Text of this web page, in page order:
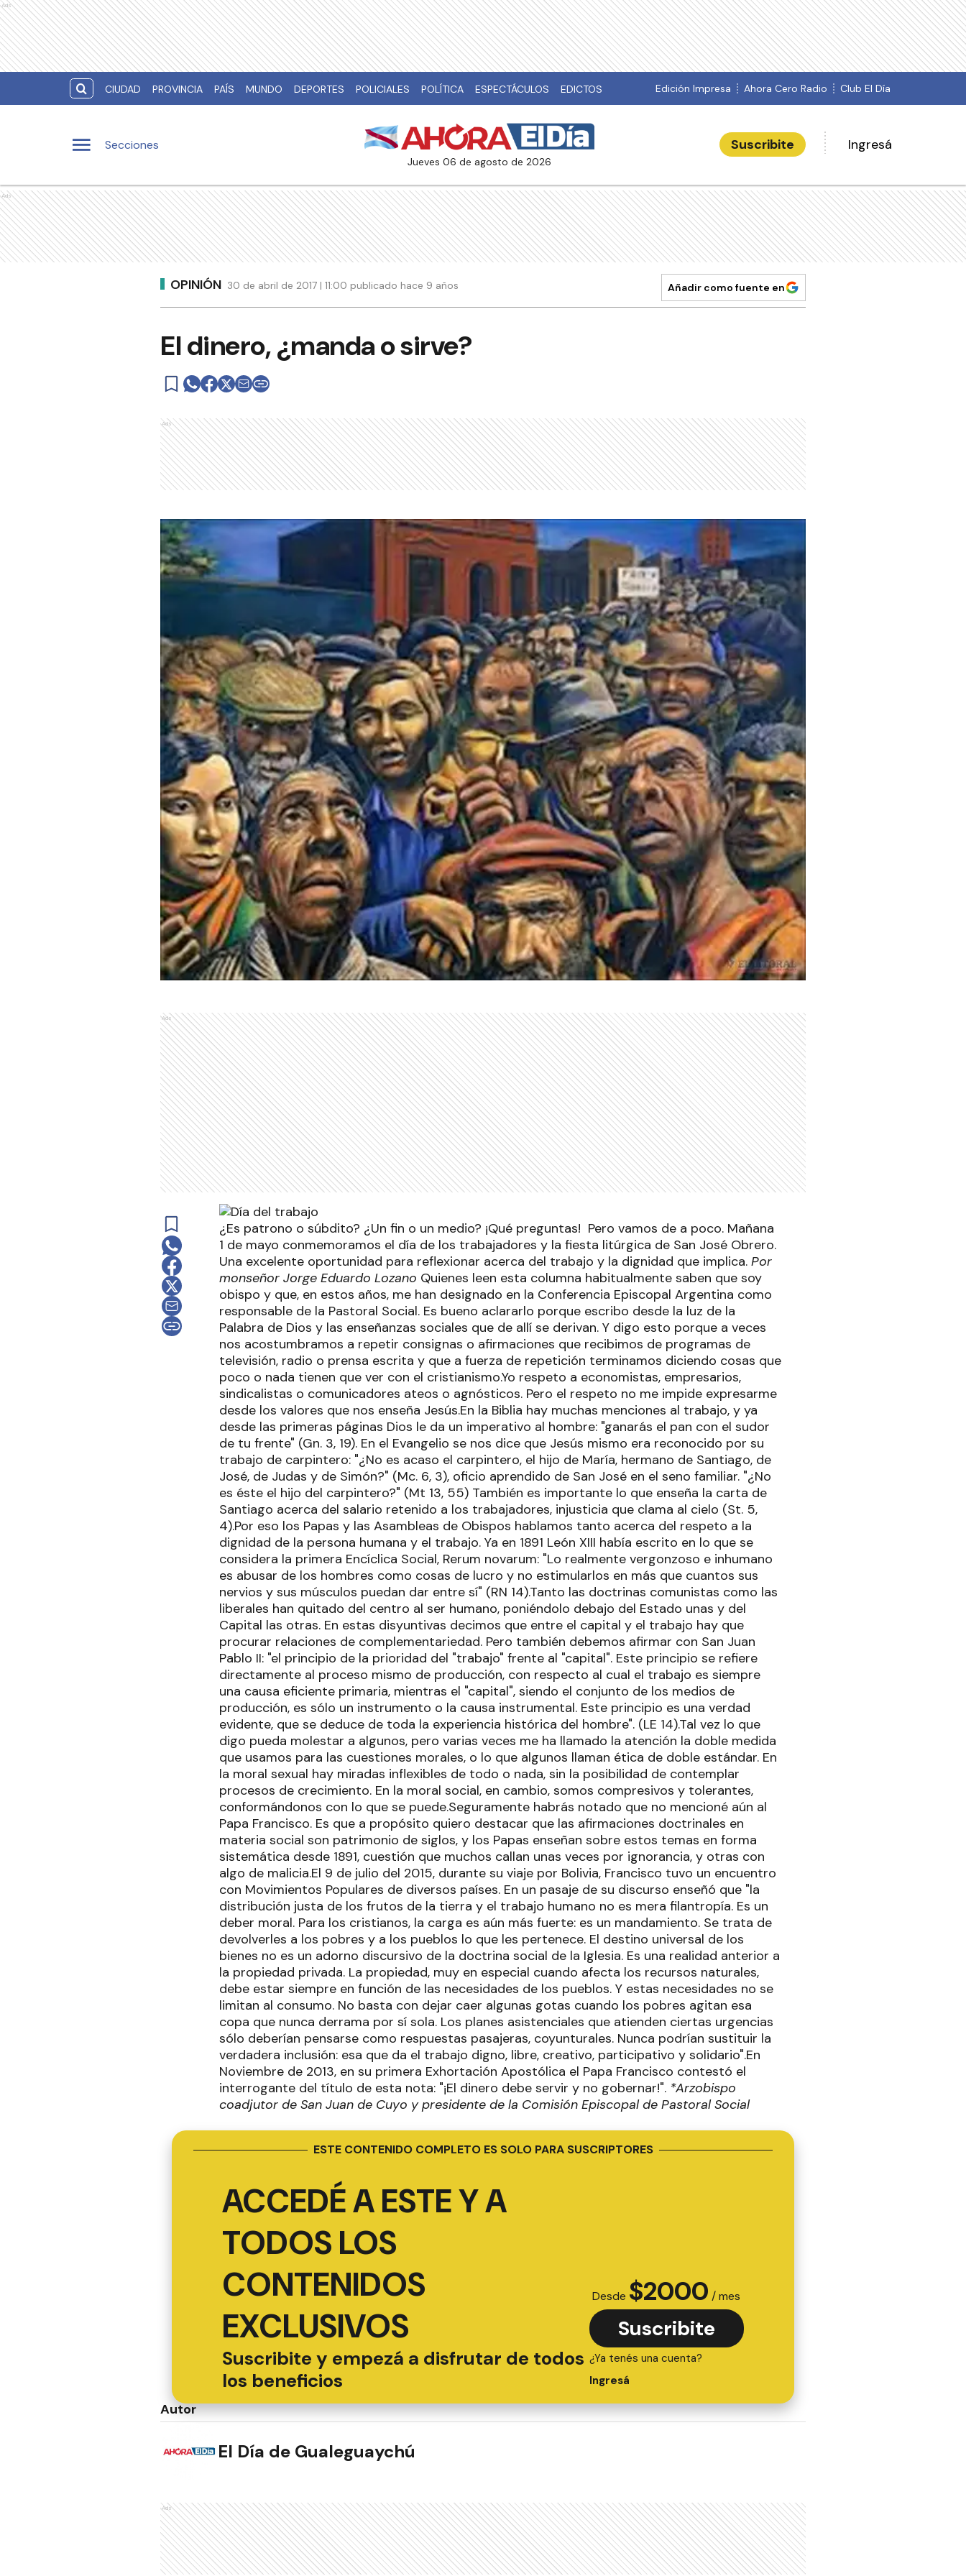
Ads
CIUDAD PROVINCIA PAÍS MUNDO DEPORTES POLICIALES POLÍTICA ESPECTÁCULOS EDICTOS Edición Impresa Ahora Cero Radio Club El Día
Secciones
jueves 06 de agosto de 2026
Suscribite Ingresá
Ads
OPINIÓN 30 de abril de 2017 | 11:00 publicado hace 9 años Añadir como fuente en
El dinero, ¿manda o sirve?
Ads
Ads
¿Es patrono o súbdito? ¿Un fin o un medio? ¡Qué preguntas! Pero vamos de a poco. Mañana
1 de mayo conmemoramos el día de los trabajadores y la fiesta litúrgica de San José Obrero.
Una excelente oportunidad para reflexionar acerca del trabajo y la dignidad que implica. Por
monseñor Jorge Eduardo Lozano Quienes leen esta columna habitualmente saben que soy
obispo y que, en estos años, me han designado en la Conferencia Episcopal Argentina como
responsable de la Pastoral Social. Es bueno aclararlo porque escribo desde la luz de la
Palabra de Dios y las enseñanzas sociales que de allí se derivan. Y digo esto porque a veces
nos acostumbramos a repetir consignas o afirmaciones que recibimos de programas de
televisión, radio o prensa escrita y que a fuerza de repetición terminamos diciendo cosas que
poco o nada tienen que ver con el cristianismo.Yo respeto a economistas, empresarios,
sindicalistas o comunicadores ateos o agnósticos. Pero el respeto no me impide expresarme
desde los valores que nos enseña Jesús.En la Biblia hay muchas menciones al trabajo, y ya
desde las primeras páginas Dios le da un imperativo al hombre: "ganarás el pan con el sudor
de tu frente" (Gn. 3, 19). En el Evangelio se nos dice que Jesús mismo era reconocido por su
trabajo de carpintero: "¿No es acaso el carpintero, el hijo de María, hermano de Santiago, de
José, de Judas y de Simón?" (Mc. 6, 3), oficio aprendido de San José en el seno familiar. "¿No
es éste el hijo del carpintero?" (Mt 13, 55) También es importante lo que enseña la carta de
Santiago acerca del salario retenido a los trabajadores, injusticia que clama al cielo (St. 5,
4).Por eso los Papas y las Asambleas de Obispos hablamos tanto acerca del respeto a la
dignidad de la persona humana y el trabajo. Ya en 1891 León XIII había escrito en lo que se
considera la primera Encíclica Social, Rerum novarum: "Lo realmente vergonzoso e inhumano
es abusar de los hombres como cosas de lucro y no estimularlos en más que cuantos sus
nervios y sus músculos puedan dar entre sí" (RN 14).Tanto las doctrinas comunistas como las
liberales han quitado del centro al ser humano, poniéndolo debajo del Estado unas y del
Capital las otras. En estas disyuntivas decimos que entre el capital y el trabajo hay que
procurar relaciones de complementariedad. Pero también debemos afirmar con San Juan
Pablo II: "el principio de la prioridad del "trabajo" frente al "capital". Este principio se refiere
directamente al proceso mismo de producción, con respecto al cual el trabajo es siempre
una causa eficiente primaria, mientras el "capital", siendo el conjunto de los medios de
producción, es sólo un instrumento o la causa instrumental. Este principio es una verdad
evidente, que se deduce de toda la experiencia histórica del hombre". (LE 14).Tal vez lo que
digo pueda molestar a algunos, pero varias veces me ha llamado la atención la doble medida
que usamos para las cuestiones morales, o lo que algunos llaman ética de doble estándar. En
la moral sexual hay miradas inflexibles de todo o nada, sin la posibilidad de contemplar
procesos de crecimiento. En la moral social, en cambio, somos compresivos y tolerantes,
conformándonos con lo que se puede.Seguramente habrás notado que no mencioné aún al
Papa Francisco. Es que a propósito quiero destacar que las afirmaciones doctrinales en
materia social son patrimonio de siglos, y los Papas enseñan sobre estos temas en forma
sistemática desde 1891, cuestión que muchos callan unas veces por ignorancia, y otras con
algo de malicia.El 9 de julio del 2015, durante su viaje por Bolivia, Francisco tuvo un encuentro
con Movimientos Populares de diversos países. En un pasaje de su discurso enseñó que "la
distribución justa de los frutos de la tierra y el trabajo humano no es mera filantropía. Es un
deber moral. Para los cristianos, la carga es aún más fuerte: es un mandamiento. Se trata de
devolverles a los pobres y a los pueblos lo que les pertenece. El destino universal de los
bienes no es un adorno discursivo de la doctrina social de la Iglesia. Es una realidad anterior a
la propiedad privada. La propiedad, muy en especial cuando afecta los recursos naturales,
debe estar siempre en función de las necesidades de los pueblos. Y estas necesidades no se
limitan al consumo. No basta con dejar caer algunas gotas cuando los pobres agitan esa
copa que nunca derrama por sí sola. Los planes asistenciales que atienden ciertas urgencias
sólo deberían pensarse como respuestas pasajeras, coyunturales. Nunca podrían sustituir la
verdadera inclusión: esa que da el trabajo digno, libre, creativo, participativo y solidario".En
Noviembre de 2013, en su primera Exhortación Apostólica el Papa Francisco contestó el
interrogante del título de esta nota: "¡El dinero debe servir y no gobernar!". *Arzobispo
coadjutor de San Juan de Cuyo y presidente de la Comisión Episcopal de Pastoral Social
ESTE CONTENIDO COMPLETO ES SOLO PARA SUSCRIPTORES
ACCEDÉ A ESTE Y A
TODOS LOS
CONTENIDOS
EXCLUSIVOS
Suscribite y empezá a disfrutar de todos
los beneficios
Desde $2000 / mes
Suscribite
¿Ya tenés una cuenta?
Ingresá
Autor
El Día de Gualeguaychú
Ads